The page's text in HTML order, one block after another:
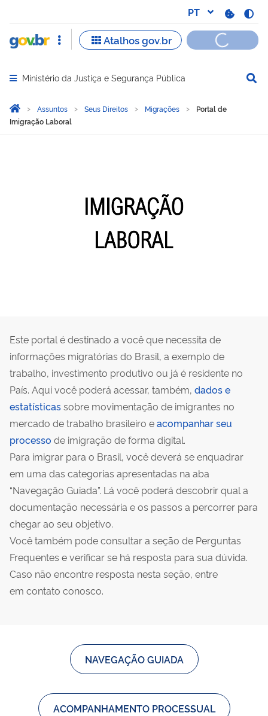
Abrir menu principal de navegação
Ministério da Justiça e Segurança Pública
Você está aqui:
Página Inicial
Assuntos Seus Direitos Migrações
Portal de
Imigração Laboral
Este portal é destinado a você que necessita de
informações migratórias do Brasil, a exemplo de
trabalho, investimento produtivo ou já é residente no
País. Aqui você poderá acessar, também, dados e
estatísticassobre movimentação de imigrantes no
mercado de trabalho brasileiro eacompanhar seu
processo de imigração de forma digital.
Para imigrar para o Brasil, você deverá se enquadrar
em uma das categorias apresentadas na aba
“Navegação Guiada”. Lá você poderá descobrir qual a
documentação necessária e os passos a percorrer para
chegar ao seu objetivo.
Você também pode consultar a seção de Perguntas
Frequentes e verificar se há resposta para sua dúvida.
Caso não encontre resposta nesta seção, entre
em contato conosco.
NAVEGAÇÃO GUIADA
ACOMPANHAMENTO PROCESSUAL